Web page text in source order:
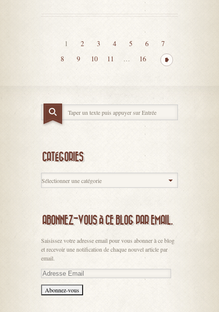
1 2 3 4 5 6
7
8
9 10 11 … 16
CATÉGORIES
ABONNEZ-VOUS À CE BLOG PAR EMAIL.
Saisissez votre adresse email pour vous abonner à ce blog
et recevoir une notification de chaque nouvel article par
email.
Adresse